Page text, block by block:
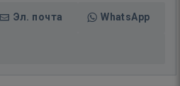
Эл. почта WhatsApp